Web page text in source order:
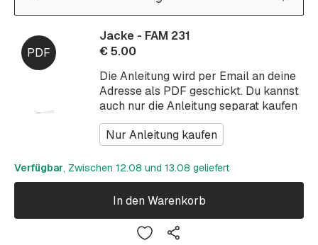
Die Anleitung wird per Email an deine
Adresse als PDF geschickt. Du kannst
auch nur die Anleitung separat kaufen
Nur Anleitung kaufen
Jacke - FAM 231
€5.00
Verfügbar, Zwischen 12.08 und 13.08 geliefert
In den Warenkorb